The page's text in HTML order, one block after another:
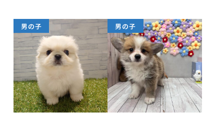
男の子 男の子